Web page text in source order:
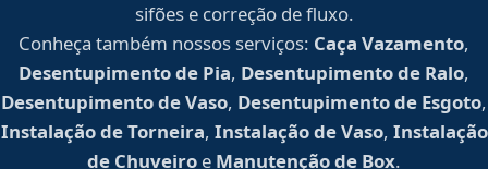
sifões e correção de fluxo.
Conheça também nossos serviços: Caça Vazamento,
Desentupimento de Pia, Desentupimento de Ralo,
Desentupimento de Vaso, Desentupimento de Esgoto,
Instalação de Torneira, Instalação de Vaso, Instalação
de Chuveiro e Manutenção de Box.